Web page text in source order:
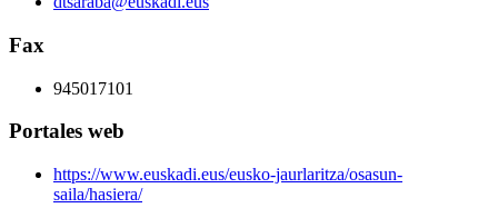
Fax
945017101
Portales web
https://www.euskadi.eus/eusko-jaurlaritza/osasun-
saila/hasiera/